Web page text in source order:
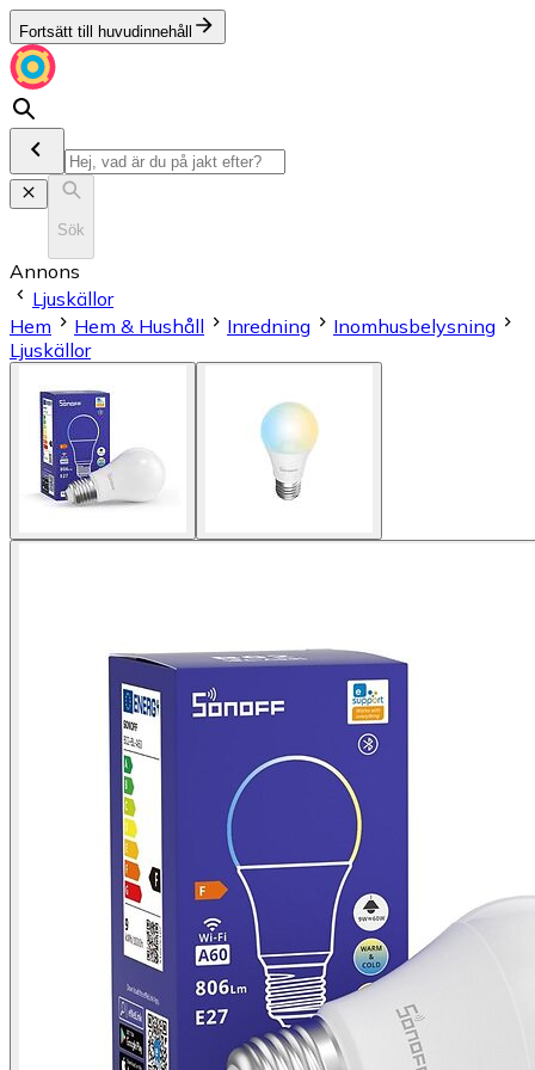
Fortsätt till huvudinnehåll
Sök
Annons
Ljuskällor
Hem
Hem & Hushåll Inredning
Inomhusbelysning
Ljuskällor